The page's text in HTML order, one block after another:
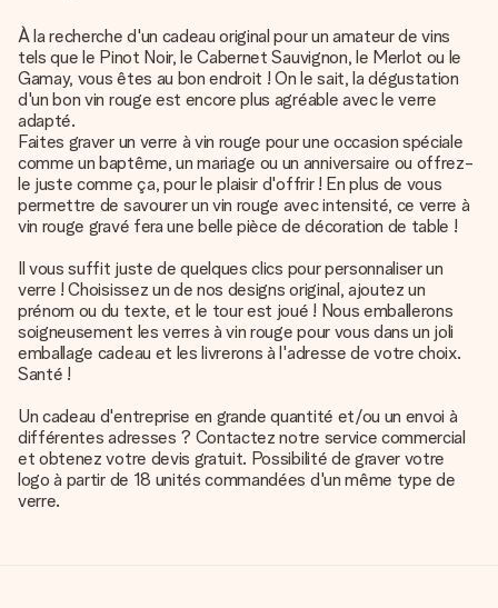
À la recherche d'un cadeau original pour un amateur de vins
tels que le Pinot Noir, le Cabernet Sauvignon, le Merlot ou le
Gamay, vous êtes au bon endroit ! On le sait, la dégustation
d'un bon vin rouge est encore plus agréable avec le verre
adapté.
Faites graver un verre à vin rouge pour une occasion spéciale
comme un baptême, un mariage ou un anniversaire ou offrez-
le juste comme ça, pour le plaisir d'offrir ! En plus de vous
permettre de savourer un vin rouge avec intensité, ce verre à
vin rouge gravé fera une belle pièce de décoration de table !
Il vous suffit juste de quelques clics pour personnaliser un
verre ! Choisissez un de nos designs original, ajoutez un
prénom ou du texte, et le tour est joué ! Nous emballerons
soigneusement les verres à vin rouge pour vous dans un joli
emballage cadeau et les livrerons à l'adresse de votre choix.
Santé !
Un cadeau d'entreprise en grande quantité et/ou un envoi à
différentes adresses ? Contactez notre service commercial
et obtenez votre devis gratuit. Possibilité de graver votre
logo à partir de 18 unités commandées d'un même type de
verre.